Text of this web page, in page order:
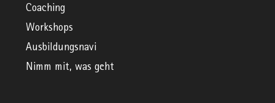
Coaching
Workshops
Ausbildungsnavi
Nimm mit, was geht